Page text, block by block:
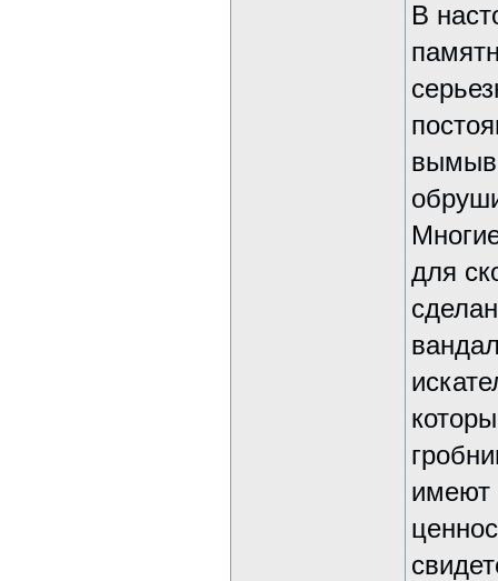
В
для
имеют